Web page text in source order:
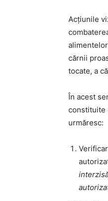
Acțiunile
cărnii
tocate, a
În acest
constituite
urmăresc: